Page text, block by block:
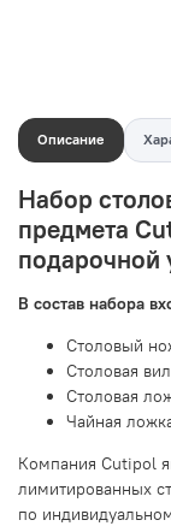
Описание
Набор
предмета
подарочной
В состав набора
Столовый
Столовая
Столовая
Чайная
Компания Cutipol
лимитированных
по